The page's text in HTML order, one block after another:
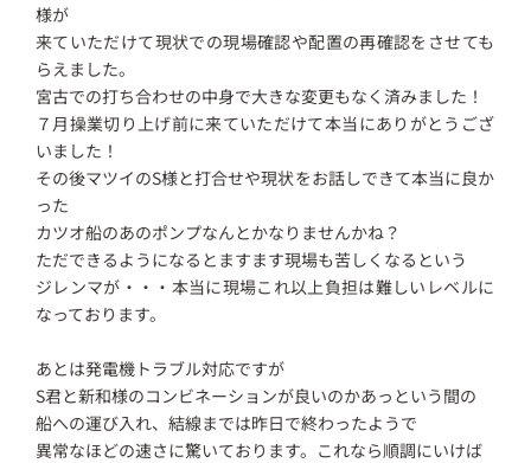
様が
来ていただけて現状での現場確認や配置の再確認をさせても
らえました。
宮古での打ち合わせの中身で大きな変更もなく済みました！
７月操業切り上げ前に来ていただけて本当にありがとうござ
いました！
その後マツイのS様と打合せや現状をお話しできて本当に良か
った
カツオ船のあのポンプなんとかなりませんかね？
ただできるようになるとますます現場も苦しくなるという
ジレンマが・・・本当に現場これ以上負担は難しいレベルに
なっております。
あとは発電機トラブル対応ですが
S君と新和様のコンビネーションが良いのかあっという間の
船への運び入れ、結線までは昨日で終わったようで
異常なほどの速さに驚いております。これなら順調にいけば